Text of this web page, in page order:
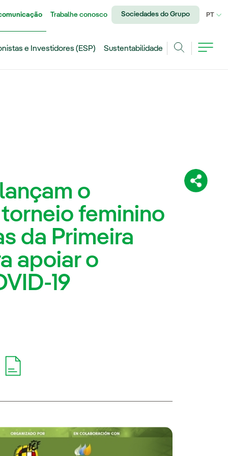
Trabalhe conosco Sociedades do Grupo PT
e Investidores (ESP)
Sustentabilidade
o
torneio feminino
da Primeira
apoiar o
19